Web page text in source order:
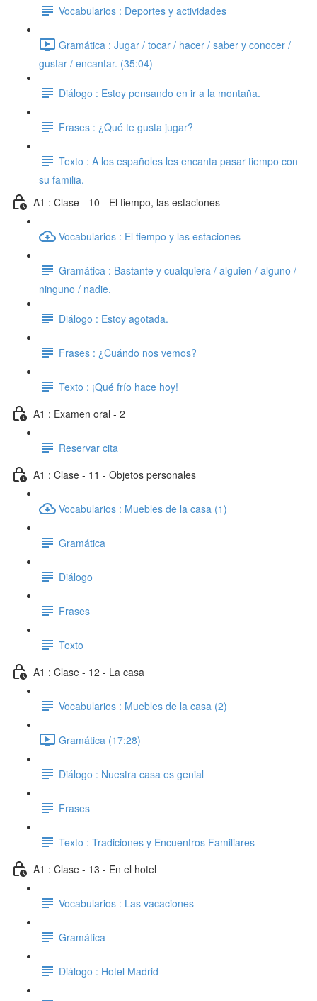
Vocabularios : Deportes y actividades
Gramática : Jugar / tocar / hacer / saber y conocer /
gustar / encantar. (35:04)
Diálogo : Estoy pensando en ir a la montaña.
Frases : ¿Qué te gusta jugar?
Texto : A los españoles les encanta pasar tiempo con
su familia.
A1 : Clase - 10 - El tiempo, las estaciones
Vocabularios : El tiempo y las estaciones
Gramática : Bastante y cualquiera / alguien / alguno /
ninguno / nadie.
Diálogo : Estoy agotada.
Frases : ¿Cuándo nos vemos?
Texto : ¡Qué frío hace hoy!
A1 : Examen oral - 2
Reservar cita
A1 : Clase - 11 - Objetos personales
Vocabularios : Muebles de la casa (1)
Gramática
Diálogo
Frases
Texto
A1 : Clase - 12 - La casa
Vocabularios : Muebles de la casa (2)
Gramática (17:28)
Diálogo : Nuestra casa es genial
Frases
Texto : Tradiciones y Encuentros Familiares
A1 : Clase - 13 - En el hotel
Vocabularios : Las vacaciones
Gramática
Diálogo : Hotel Madrid